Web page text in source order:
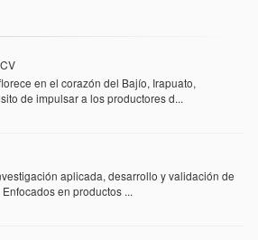
en el corazón del Bajío, Irapuato,
de impulsar a los productores d...
aplicada, desarrollo y validación de
en productos ...